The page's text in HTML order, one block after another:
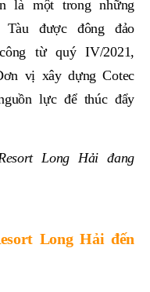
là một trong những
được đông đảo
từ quý IV/2021,
vị xây dựng Cotec
lực để thúc đẩy
Long Hải đang
Long Hải đến